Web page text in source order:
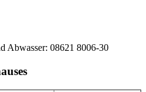
Abwasser: 08621 8006-30